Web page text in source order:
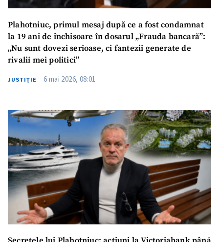
Plahotniuc, primul mesaj după ce a fost condamnat
la 19 ani de închisoare în dosarul „Frauda bancară”:
„Nu sunt dovezi serioase, ci fantezii generate de
rivalii mei politici”
JUSTIȚIE 6 mai 2026, 08:01